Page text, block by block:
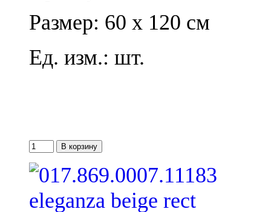
Размер: 60 x 120 см
Ед. изм.: шт.